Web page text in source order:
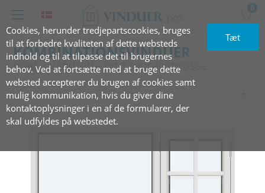
Cookies, herunder tredjepartscookies, bruges
til at forbedre kvaliteten af dette websteds
indhold og til at tilpasse det til brugernes
behov. Ved at fortsætte med at bruge dette
websted accepterer du brugen af cookies samt
mulig kommunikation, hvis du giver dine
kontaktoplysninger i en af de formularer, der
skal udfyldes på webstedet.
Tæt
0
KOMBINATIONSVINDUER
med 2 ‎vandrette og 1 lodret sprosse